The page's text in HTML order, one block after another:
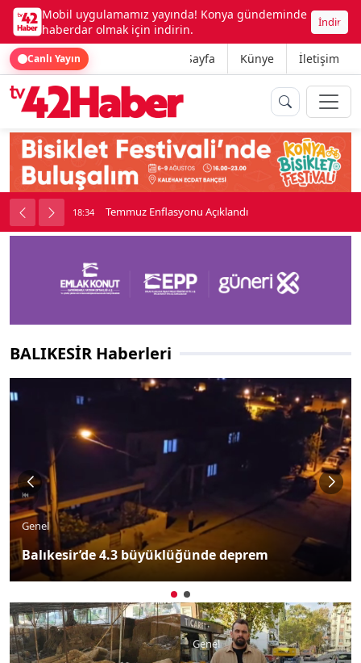
Mobil uygulamamız yayında! Konya gündeminde
haberdar olmak için indirin.
İndir
Canlı Yayın Ana Sayfa Künye İletişim
18:34 Temmuz Enflasyonu Açıklandı
BALIKESİR Haberleri
Genel
Balıkesir’de 4.3 büyüklüğünde deprem
Genel